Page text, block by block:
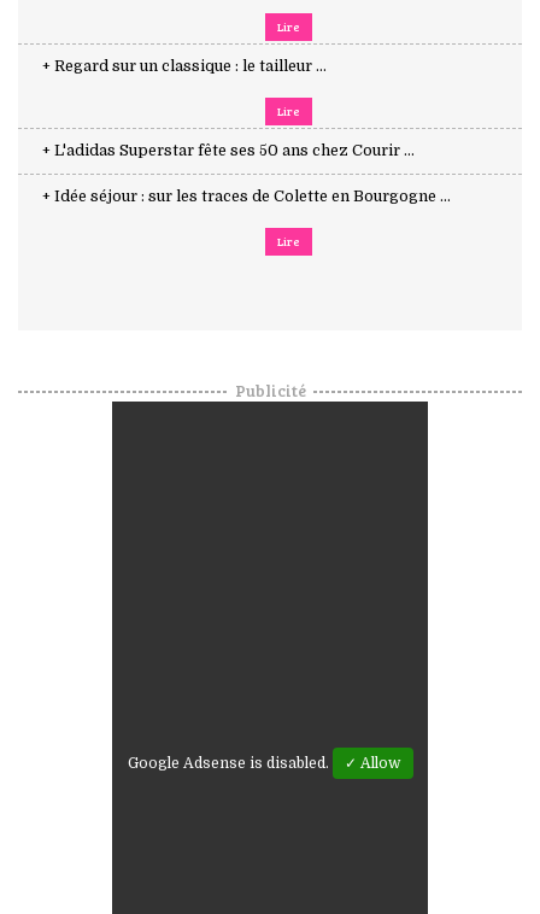
Lire
+ Regard sur un classique : le tailleur ...
Lire
+ L'adidas Superstar fête ses 50 ans chez Courir ...
+ Idée séjour : sur les traces de Colette en Bourgogne ...
Lire
Publicité
Google Adsense is disabled. ✓ Allow